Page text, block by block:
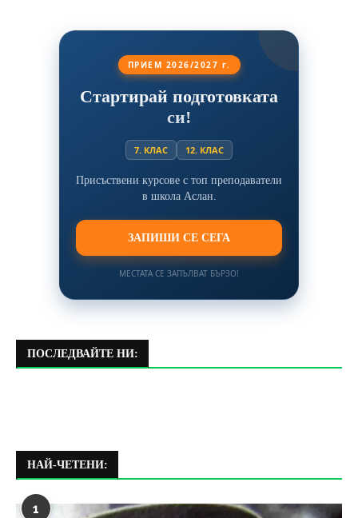
ПРИЕМ 2026/2027 г.
Стартирай подготовката
си!
7. КЛАС 12. КЛАС
Присъствени курсове с топ преподаватели
в школа Аслан.
ЗАПИШИ СЕ СЕГА
МЕСТАТА СЕ ЗАПЪЛВАТ БЪРЗО!
ПОСЛЕДВАЙТЕ НИ:
НАЙ-ЧЕТЕНИ:
1